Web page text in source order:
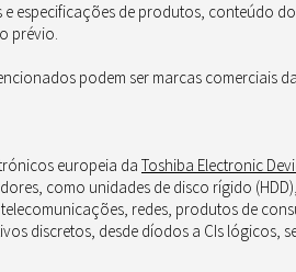
especificações de produtos, conteúdo
prévio.
podem ser marcas comerciais
europeia da Toshiba Electronic
como unidades de disco rígido
redes, produtos de
discretos, desde díodos a CIs